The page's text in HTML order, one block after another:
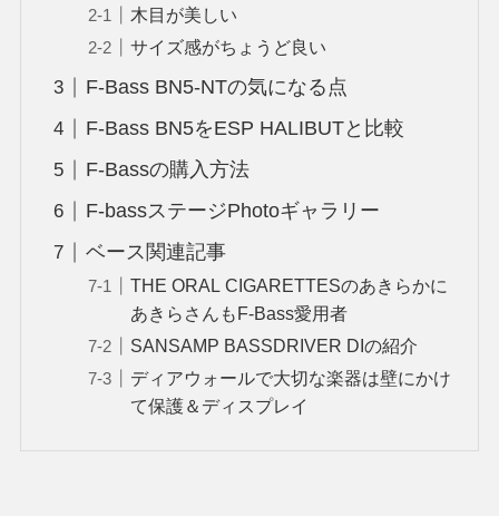
木目が美しい
サイズ感がちょうど良い
F-Bass BN5-NTの気になる点
F-Bass BN5をESP HALIBUTと比較
F-Bassの購入方法
F-bassステージPhotoギャラリー
ベース関連記事
THE ORAL CIGARETTESのあきらかに
あきらさんもF-Bass愛用者
SANSAMP BASSDRIVER DIの紹介
ディアウォールで大切な楽器は壁にかけ
て保護＆ディスプレイ